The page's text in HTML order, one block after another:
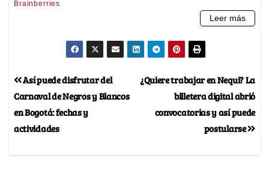
¿Quiere trabajar en Nequi? La
billetera digital abrió
convocatorias y así puede
postularse
Así puede disfrutar del
Carnaval de Negros y Blancos
en Bogotá: fechas y
actividades